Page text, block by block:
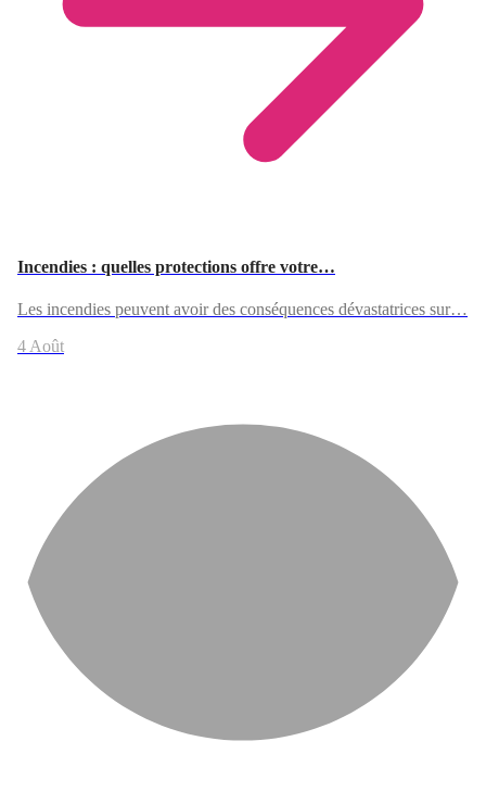
Incendies : quelles protections offre votre…
Les incendies peuvent avoir des conséquences dévastatrices sur…
4 Août